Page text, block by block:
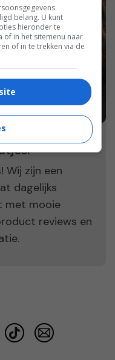
Wij zijn een
dagelijks
met mooie
reviews en
belang. U kunt
hieronder te
of in het sitemenu naar
of in te trekken via de